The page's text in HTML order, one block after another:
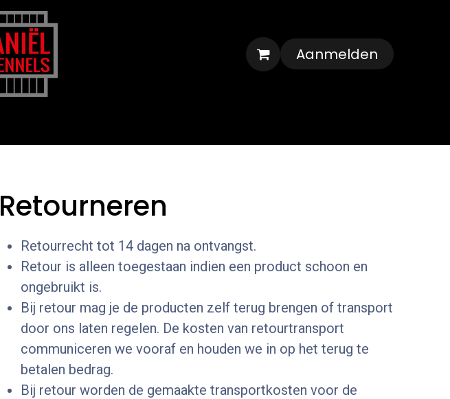
Aanmelden
Retourneren
Retourrecht tot 14 dagen na ontvangst.
Retour is alleen toegestaan indien een product schoon en
ongebruikt is.
Bij retour mag je de producten zelf terug brengen of transport
door ons laten regelen. De kosten van retourtransport
communiceren we vooraf en houden we in op het terug te
betalen bedrag.
Bij retour worden de gemaakte transportkosten voor de